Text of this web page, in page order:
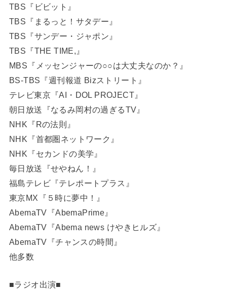
TBS『ビビット』
TBS『まるっと！サタデー』
TBS『サンデー・ジャポン』
TBS『THE TIME,』
MBS『メッセンジャーの○○は大丈夫なのか？』
BS-TBS『週刊報道 Bizストリート』
テレビ東京『AI・DOL PROJECT』
朝日放送『なるみ岡村の過ぎるTV』
NHK『Rの法則』
NHK『首都圏ネットワーク』
NHK『セカンドの美学』
毎日放送『せやねん！』
福島テレビ『テレポートプラス』
東京MX『５時に夢中！』
AbemaTV『AbemaPrime』
AbemaTV『Abema news けやきヒルズ』
AbemaTV『チャンスの時間』
他多数
■ラジオ出演■